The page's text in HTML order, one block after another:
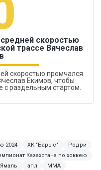
скоростью
трассе Вячеслав
скоростью промчался
Екимов, чтобы
с раздельным стартом.
2024 ХК "Барыс"
Родри
Казахстана по хоккею
апл
MMA